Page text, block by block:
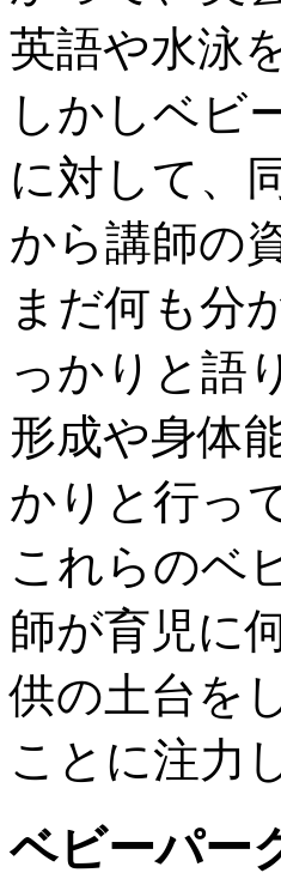
英語や水泳
しかしベビ
に対して、
から講師の
まだ何も分
っかりと語
形成や身体
かりと行っ
これらのベ
師が育児に
供の土台を
ことに注力
ベビーパー